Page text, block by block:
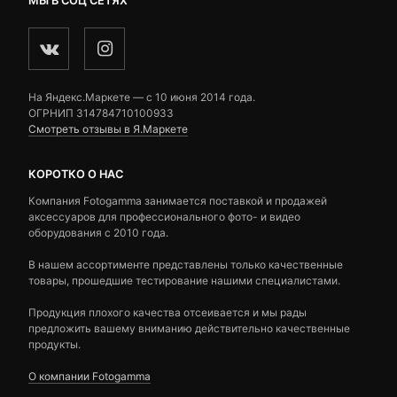
На Яндекс.Маркете — c 10 июня 2014 года.
ОГРНИП 314784710100933
Смотреть отзывы в Я.Маркете
КОРОТКО О НАС
Компания Fotogamma занимается поставкой и продажей
аксессуаров для профессионального фото- и видео
оборудования с 2010 года.
В нашем ассортименте представлены только качественные
товары, прошедшие тестирование нашими специалистами.
Продукция плохого качества отсеивается и мы рады
предложить вашему вниманию действительно качественные
продукты.
О компании Fotogamma